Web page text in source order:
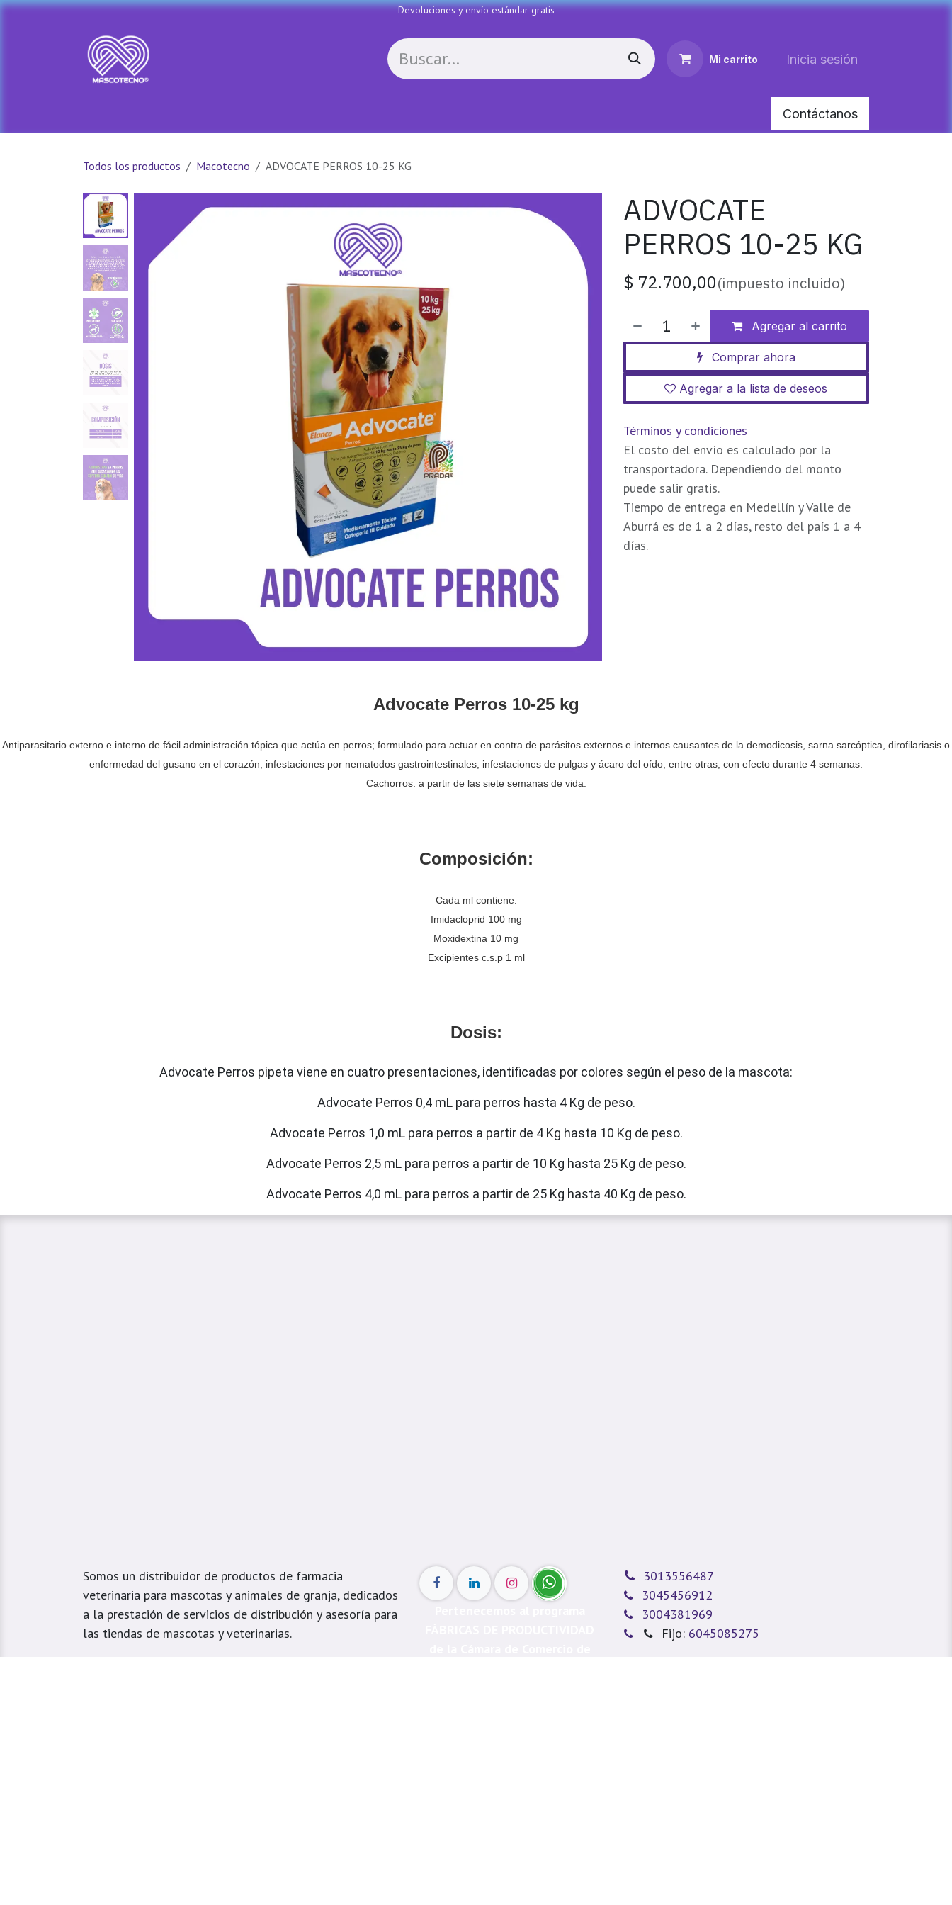
Ir al contenido Devoluciones y envío estándar gratis
Mi carrito Inicia sesión
COLLAR MEDIANO PARA PERRO HEMOLITAN X
Contáctanos
Todos los productos Macotecno ADVOCATE PERROS 10-25 KG
ADVOCATE
PERROS 10-25 KG
$ 72.700,00(impuesto incluido)
Agregar al carrito
Comprar ahora
Agregar a la lista de deseos
Términos y condiciones
El costo del envío es calculado por la
transportadora. Dependiendo del monto
puede salir gratis.
Tiempo de entrega en Medellín y Valle de
Aburrá es de 1 a 2 días, resto del país 1 a 4
días.
Advocate Perros 10-25 kg
Antiparasitario externo e interno de fácil administración tópica que actúa en perros; formulado para actuar en contra de parásitos externos e internos causantes de la demodicosis, sarna sarcóptica, dirofilariasis o
enfermedad del gusano en el corazón, infestaciones por nematodos gastrointestinales, infestaciones de pulgas y ácaro del oído, entre otras, con efecto durante 4 semanas.
Cachorros: a partir de las siete semanas de vida.
Composición:
Cada ml contiene:
Imidacloprid 100 mg
Moxidextina 10 mg
Excipientes c.s.p 1 ml
Dosis:
Advocate Perros pipeta viene en cuatro presentaciones, identificadas por colores según el peso de la mascota:
Advocate Perros 0,4 mL para perros hasta 4 Kg de peso.
Advocate Perros 1,0 mL para perros a partir de 4 Kg hasta 10 Kg de peso.
Advocate Perros 2,5 mL para perros a partir de 10 Kg hasta 25 Kg de peso.
Advocate Perros 4,0 mL para perros a partir de 25 Kg hasta 40 Kg de peso.
Somos un distribuidor de productos de farmacia
veterinaria para mascotas y animales de granja, dedicados
a la prestación de servicios de distribución y asesoría para
las tiendas de mascotas y veterinarias.
3013556487
3045456912
3004381969
Fijo: 6045085275